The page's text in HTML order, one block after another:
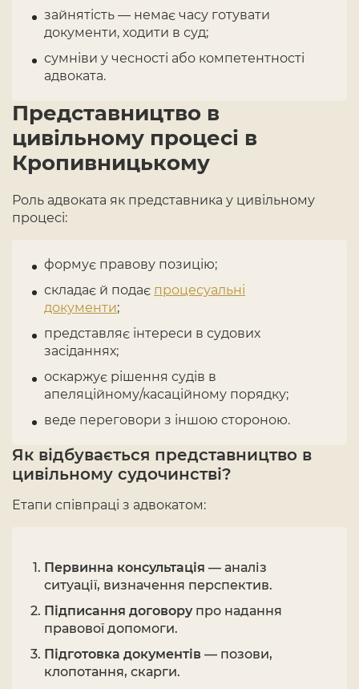
зайнятість — немає часу готувати
документи, ходити в суд;
сумніви у чесності або компетентності
адвоката.
Представництво в
цивільному процесі в
Кропивницькому
Роль адвоката як представника у цивільному
процесі:
формує правову позицію;
складає й подає процесуальні
документи;
представляє інтереси в судових
засіданнях;
оскаржує рішення судів в
апеляційному/касаційному порядку;
веде переговори з іншою стороною.
Як відбувається представництво в
цивільному судочинстві?
Етапи співпраці з адвокатом:
Первинна консультація — аналіз
ситуації, визначення перспектив.
Підписання договорупро надання
правової допомоги.
Підготовка документів — позови,
клопотання, скарги.